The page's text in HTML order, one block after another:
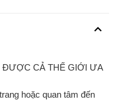
ĐƯỢC CẢ THẾ GIỚI ƯA
hoặc quan tâm đến